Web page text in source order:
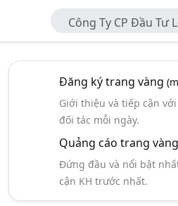
Công Ty CP Đầu Tư
Đăng ký trang vàng
Giới thiệu và tiếp cận
đối tác mỗi ngày.
Quảng cáo trang vàng
Đứng đầu và nổi bật
cận KH trước nhất.